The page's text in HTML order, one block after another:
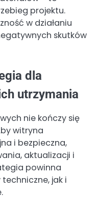
projektu.
w działaniu
skutków
dla
utrzymania
nie kończy się
witryna
i bezpieczna,
aktualizacji i
powinna
jak i